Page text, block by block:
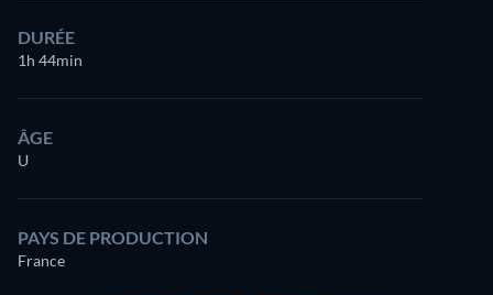
DURÉE
1h 44min
ÂGE
U
PAYS DE PRODUCTION
France